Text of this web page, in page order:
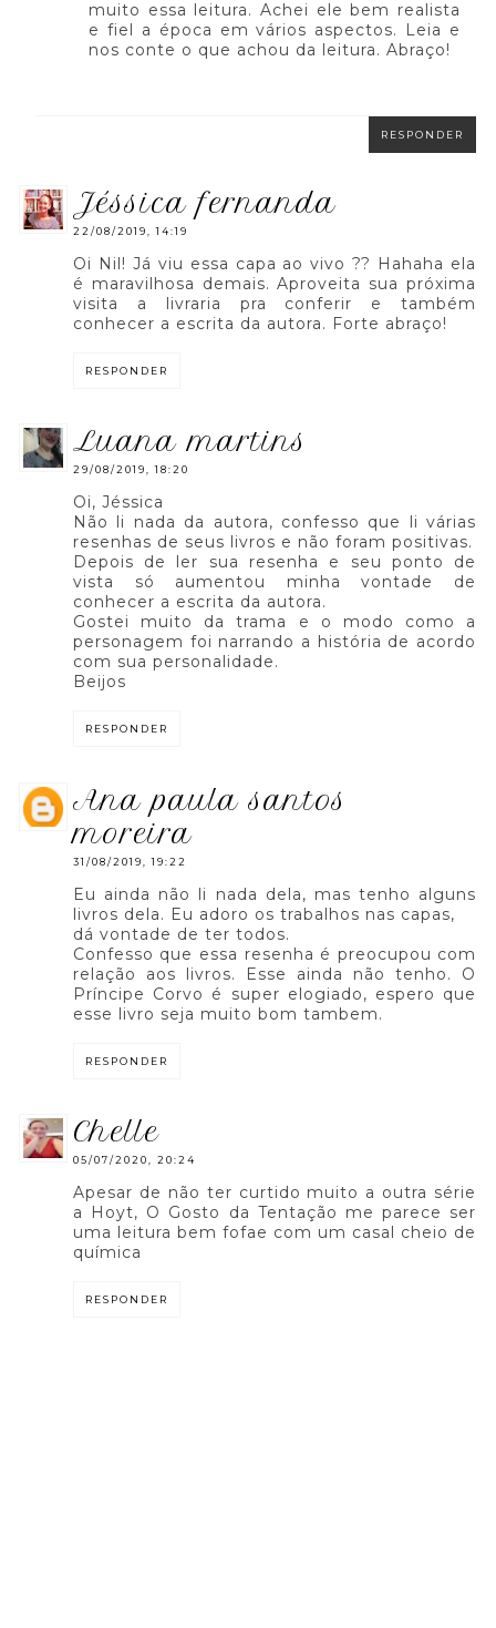
muito essa leitura. Achei ele bem realista
e fiel a época em vários aspectos. Leia e
nos conte o que achou da leitura. Abraço!
RESPONDER
jéssica fernanda
22/08/2019, 14:19
Oi Nil! Já viu essa capa ao vivo ?? Hahaha ela
é maravilhosa demais. Aproveita sua próxima
visita a livraria pra conferir e também
conhecer a escrita da autora. Forte abraço!
RESPONDER
luana martins
29/08/2019, 18:20
Oi, Jéssica
Não li nada da autora, confesso que li várias
resenhas de seus livros e não foram positivas.
Depois de ler sua resenha e seu ponto de
vista só aumentou minha vontade de
conhecer a escrita da autora.
Gostei muito da trama e o modo como a
personagem foi narrando a história de acordo
com sua personalidade.
Beijos
RESPONDER
ana paula santos
moreira
31/08/2019, 19:22
Eu ainda não li nada dela, mas tenho alguns
livros dela. Eu adoro os trabalhos nas capas,
dá vontade de ter todos.
Confesso que essa resenha é preocupou com
relação aos livros. Esse ainda não tenho. O
Príncipe Corvo é super elogiado, espero que
esse livro seja muito bom tambem.
RESPONDER
chelle
05/07/2020, 20:24
Apesar de não ter curtido muito a outra série
a Hoyt, O Gosto da Tentação me parece ser
uma leitura bem fofae com um casal cheio de
química
RESPONDER